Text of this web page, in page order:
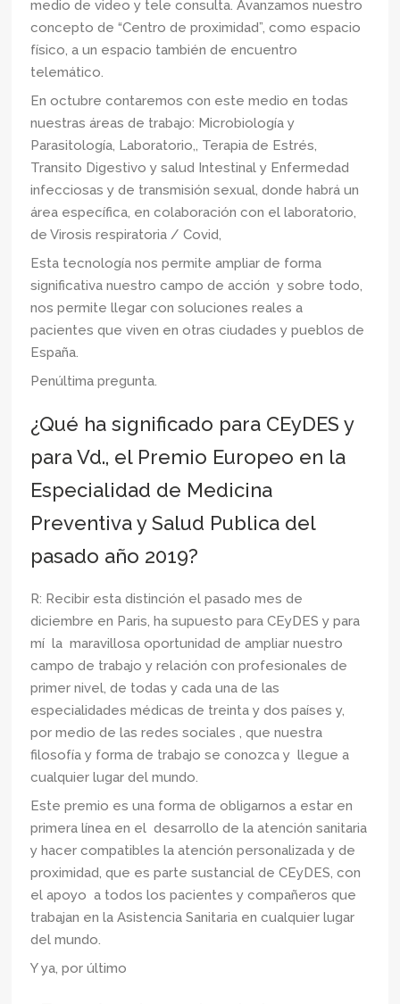
medio de video y tele consulta. Avanzamos nuestro
concepto de “Centro de proximidad”, como espacio
físico, a un espacio también de encuentro
telemático.
En octubre contaremos con este medio en todas
nuestras áreas de trabajo: Microbiología y
Parasitología, Laboratorio,, Terapia de Estrés,
Transito Digestivo y salud Intestinal y Enfermedad
infecciosas y de transmisión sexual, donde habrá un
área específica, en colaboración con el laboratorio,
de Virosis respiratoria / Covid,
Esta tecnología nos permite ampliar de forma
significativa nuestro campo de acción y sobre todo,
nos permite llegar con soluciones reales a
pacientes que viven en otras ciudades y pueblos de
España.
Penúltima pregunta.
¿Qué ha significado para CEyDES y
para Vd., el Premio Europeo en la
Especialidad de Medicina
Preventiva y Salud Publica del
pasado año 2019?
R: Recibir esta distinción el pasado mes de
diciembre en Paris, ha supuesto para CEyDES y para
mí la maravillosa oportunidad de ampliar nuestro
campo de trabajo y relación con profesionales de
primer nivel, de todas y cada una de las
especialidades médicas de treinta y dos países y,
por medio de las redes sociales , que nuestra
filosofía y forma de trabajo se conozca y llegue a
cualquier lugar del mundo.
Este premio es una forma de obligarnos a estar en
primera línea en el desarrollo de la atención sanitaria
y hacer compatibles la atención personalizada y de
proximidad, que es parte sustancial de CEyDES, con
el apoyo a todos los pacientes y compañeros que
trabajan en la Asistencia Sanitaria en cualquier lugar
del mundo.
Y ya, por último